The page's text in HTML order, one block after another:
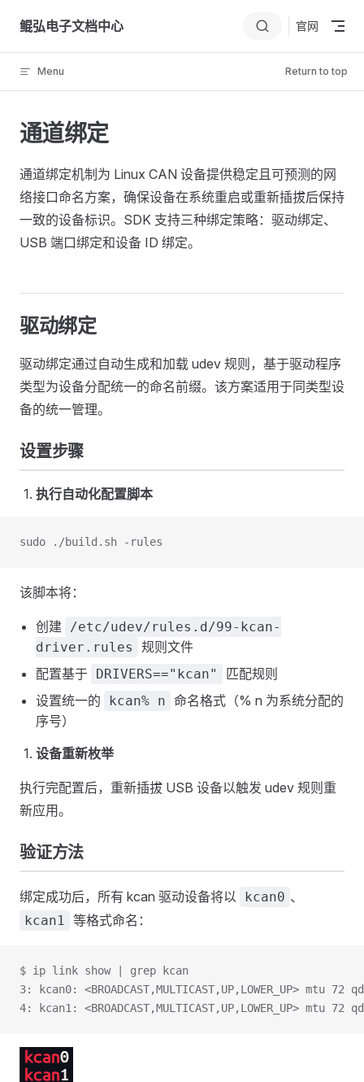
Skip to content
鲲弘电子文档中心 官网
Menu Return to top
通道绑定
通道绑定机制为 Linux CAN 设备提供稳定且可预测的网
络接口命名方案，确保设备在系统重启或重新插拔后保持
一致的设备标识。SDK 支持三种绑定策略：驱动绑定、
USB 端口绑定和设备 ID 绑定。
驱动绑定
驱动绑定通过自动生成和加载 udev 规则，基于驱动程序
类型为设备分配统一的命名前缀。该方案适用于同类型设
备的统一管理。
设置步骤
执行自动化配置脚本
sudo ./build.sh -rules
该脚本将：
创建
/etc/udev/rules.d/99-kcan-
driver.rules
规则文件
配置基于 DRIVERS=="kcan"
匹配规则
设置统一的
kcan% n 命名格式（% n 为系统分配的
序号）
设备重新枚举
执行完配置后，重新插拔 USB 设备以触发 udev 规则重
新应用。
验证方法
绑定成功后，所有 kcan 驱动设备将以 kcan0 、
kcan1 等格式命名：
$ ip link show | grep kcan
3: kcan0: <BROADCAST,MULTICAST,UP,LOWER_UP>
4: kcan1: <BROADCAST,MULTICAST,UP,LOWER_UP>